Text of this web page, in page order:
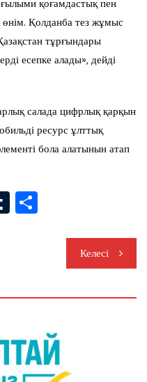
қоғамдастық пен
Қолданба тез жұмыс
тұрғындары
есепке алады», дейді
салада цифрлық қарқын
ресурс ұлттық
бола алатынын атап
T
r
Келесі